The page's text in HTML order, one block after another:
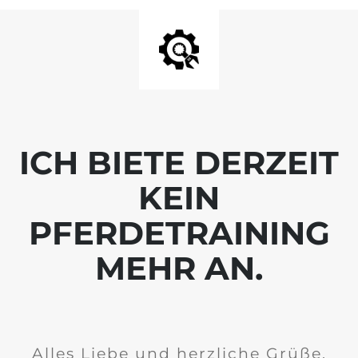
ICH BIETE DERZEIT
KEIN
PFERDETRAINING
MEHR AN.
Alles Liebe und herzliche Grüße,